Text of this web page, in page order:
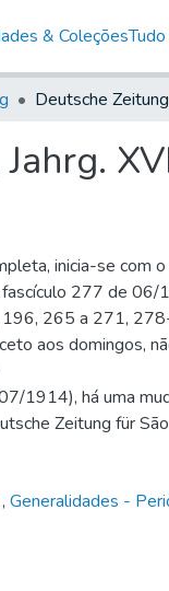
& Coleções
inicia-se com
277 de 06/
196, 265 a 271,
aos domingos,
1914), há uma
Zeitung für
, Generalidades -